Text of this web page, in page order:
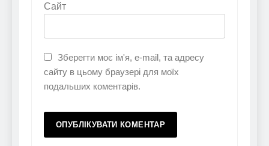
Сайт
Зберегти моє ім'я, e-mail, та адресу
сайту в цьому браузері для моїх
подальших коментарів.